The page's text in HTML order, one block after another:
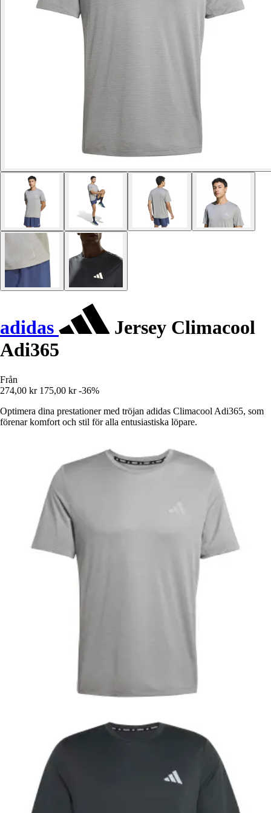
adidas
Jersey Climacool
Adi365
Från
274,00 kr 175,00 kr -36%
Optimera dina prestationer med tröjan adidas Climacool Adi365, som
förenar komfort och stil för alla entusiastiska löpare.